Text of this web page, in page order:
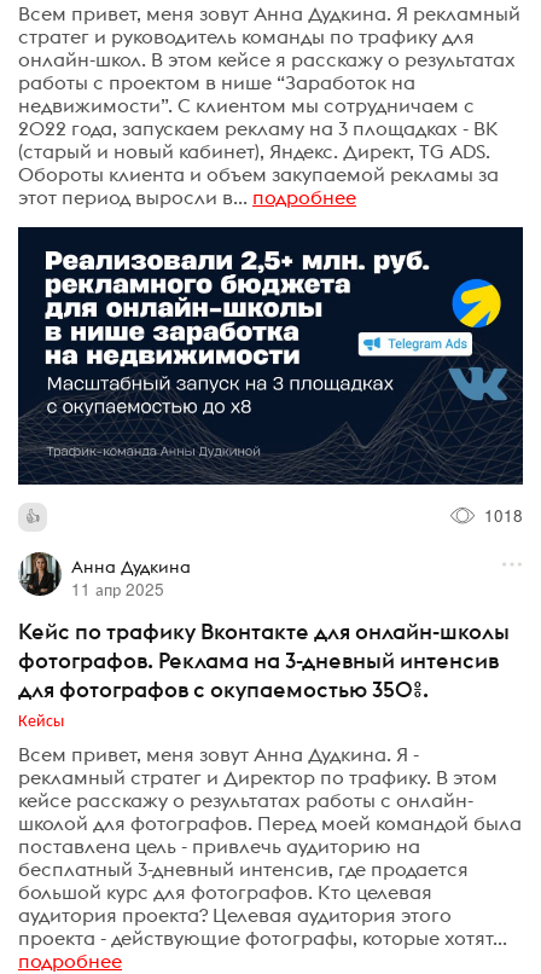
Всем привет, меня зовут Анна Дудкина. Я рекламный
стратег и руководитель команды по трафику для
онлайн-школ. В этом кейсе я расскажу о результатах
работы с проектом в нише “Заработок на
недвижимости”. С клиентом мы сотрудничаем с
2022 года, запускаем рекламу на 3 площадках - ВК
(старый и новый кабинет), Яндекс. Директ, TG ADS.
Обороты клиента и объем закупаемой рекламы за
этот период выросли в... подробнее
1018
Анна Дудкина
11 апр 2025
Кейс по трафику Вконтакте для онлайн-школы
фотографов. Реклама на 3-дневный интенсив
для фотографов с окупаемостью 350%.
Кейсы
Всем привет, меня зовут Анна Дудкина. Я -
рекламный стратег и Директор по трафику. В этом
кейсе расскажу о результатах работы с онлайн-
школой для фотографов. Перед моей командой была
поставлена цель - привлечь аудиторию на
бесплатный 3-дневный интенсив, где продается
большой курс для фотографов. Кто целевая
аудитория проекта? Целевая аудитория этого
проекта - действующие фотографы, которые хотят...
подробнее